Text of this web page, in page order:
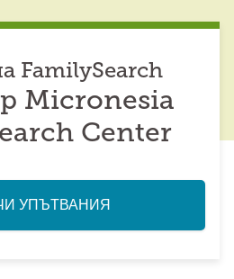
FamilySearch
Micronesia
Center
УПЪТВАНИЯ